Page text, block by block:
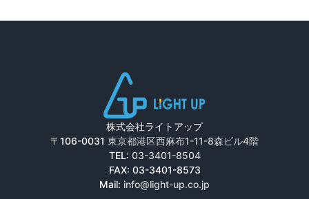
株式会社ライトアップ
〒106-0031 東京都港区西麻布1-11-8森ビル4階
TEL: 03-3401-8504
FAX: 03-3401-8573
Mail: info@light-up.co.jp